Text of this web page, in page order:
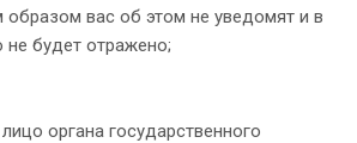
образом вас об этом не уведомят и в
не будет отражено;
органа государственного